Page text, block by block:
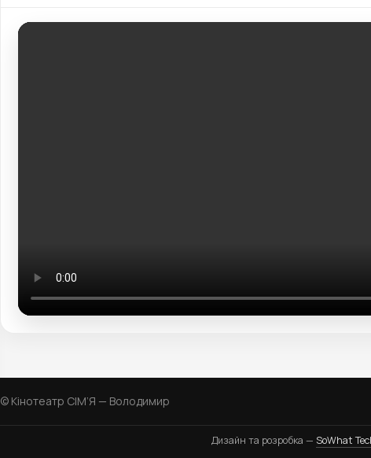
© Кінотеатр СІМ’Я — Володимир
Дизайн та розробка — SoWhat